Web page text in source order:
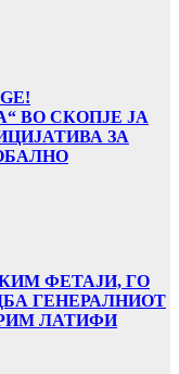
ВО СКОПЈЕ ЈА
ЗА
ФЕТАЈИ, ГО
ГЕНЕРАЛНИОТ
ЛАТИФИ